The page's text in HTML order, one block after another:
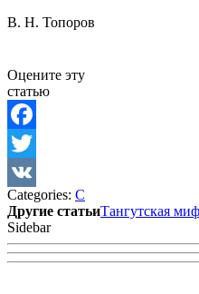
В. Н. Топоров
Оцените эту
статью
Facebook
Twitter
VK
Categories: С
Другие статьиТангутская
Sidebar